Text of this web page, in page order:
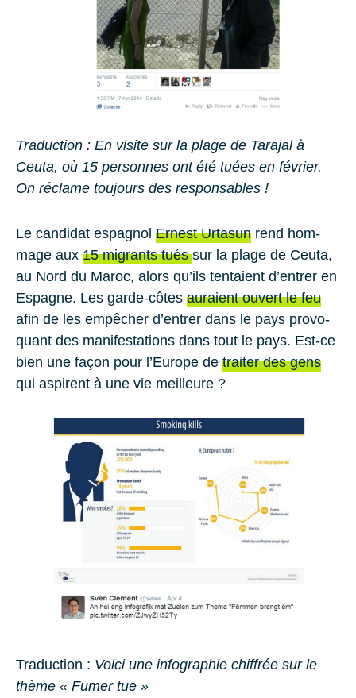
Tra­duc­tion : En vi­site sur la plage de Ta­ra­jal à
Ceuta, où 15 per­sonnes ont été tuées en fé­vrier.
On ré­clame tou­jours des res­pon­sables !
Le can­di­dat es­pa­gnol Er­nest Ur­ta­sun rend hom­
mage aux 15 mi­grants tuéssur la plage de Ceuta,
au Nord du Maroc, alors qu’ils ten­taient d’en­trer en
Es­pagne. Les garde-côtes au­raient ou­vert le feu
afin de les em­pê­cher d’en­trer dans le pays pro­vo­
quant des ma­ni­fes­ta­tions dans tout le pays. Est-ce
bien une façon pour l’Eu­rope de trai­ter des gens
qui as­pirent à une vie meilleure ?
Tra­duc­tion : Voici une in­fo­gra­phie chif­frée sur le
thème « Fumer tue »